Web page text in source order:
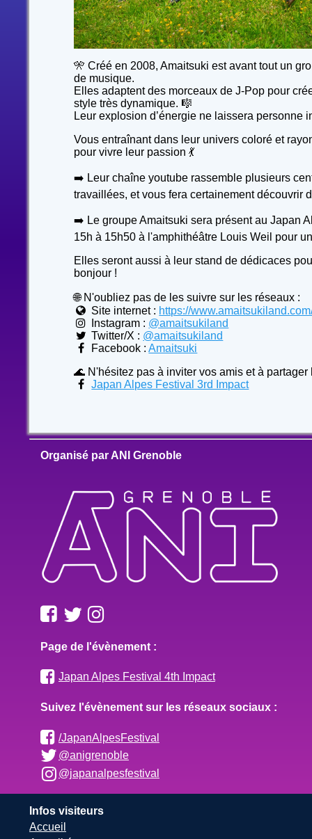
🎌 Créé en 2008, Amaitsuki est avant tout un
de musique.
Elles adaptent des morceaux de J-Pop pour
style très dynamique. 🎼
Leur explosion d’énergie ne laissera personne
Vous entraînant dans leur univers coloré et
pour vivre leur passion 💃
➡️ Leur chaîne youtube rassemble plusieurs
travaillées, et vous fera certainement découvrir
➡️ Le groupe Amaitsuki sera présent au Japan
15h à 15h50 à l'amphithéâtre Louis Weil pour
Elles seront aussi à leur stand de dédicaces
bonjour !
🌐 N'oubliez pas de les suivre sur les réseaux :
Site internet : https://
Instagram : @amaitsukiland
Twitter/X : @amaitsukiland
Facebook :Amaitsuki
🌊 N'hésitez pas à inviter vos amis et à
Japan Alpes Festival 3rd Impact
Organisé par ANI Grenoble
Page de l'évènement :
Japan Alpes Festival 4th Impact
Suivez l'évènement sur les réseaux sociaux :
/JapanAlpesFestival
@anigrenoble
@japanalpesfestival
Infos visiteurs
Accueil